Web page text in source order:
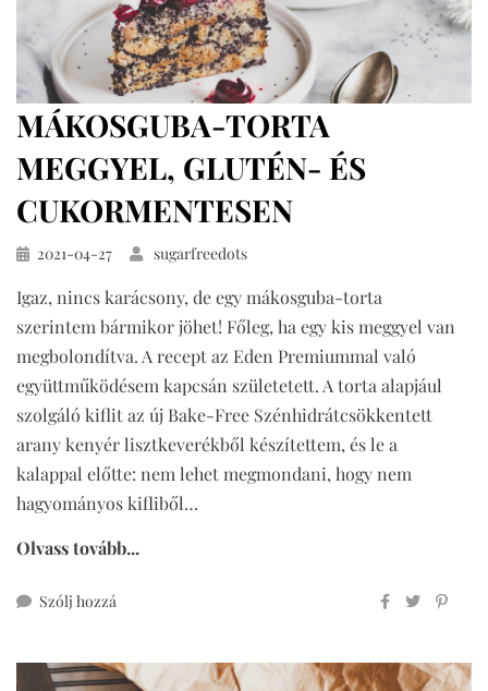
MÁKOSGUBA-TORTA
MEGGYEL, GLUTÉN- ÉS
CUKORMENTESEN
Közzétéve
2021-04-27 sugarfreedots
Igaz, nincs karácsony, de egy mákosguba-torta
szerintem bármikor jöhet! Főleg, ha egy kis meggyel van
megbolondítva. A recept az Eden Premiummal való
együttműködésem kapcsán születetett. A torta alapjául
szolgáló kiflit az új Bake-Free Szénhidrátcsökkentett
arany kenyér lisztkeverékből készítettem, és le a
kalappal előtte: nem lehet megmondani, hogy nem
hagyományos kifliből…
Olvass tovább...
Szólj hozzá
meggyel,